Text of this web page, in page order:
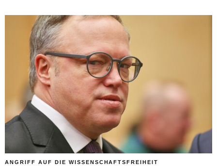
ANGRIFF AUF DIE WISSENSCHAFTSFREIHEIT